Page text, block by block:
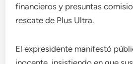
financieros y presuntas
rescate de Plus Ultra.
El expresidente manifestó